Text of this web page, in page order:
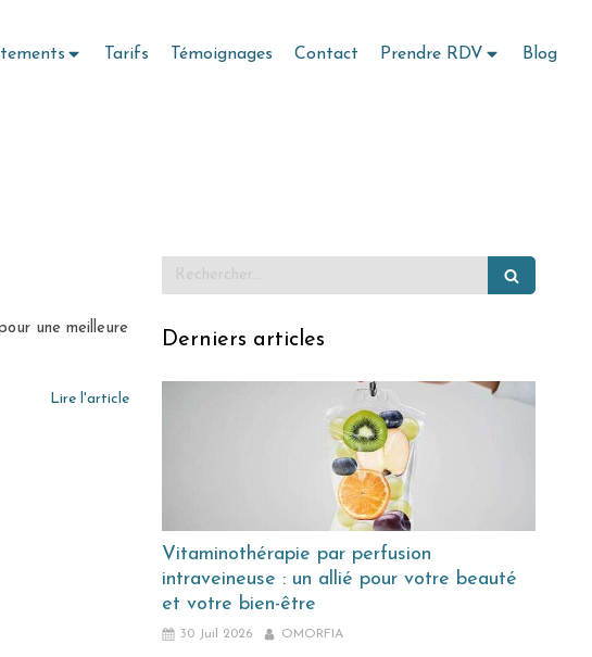
Tarifs Témoignages Contact Prendre RDV Blog
une meilleure
Lire l'article
Derniers articles
Vitaminothérapie par perfusion
intraveineuse : un allié pour votre beauté
et votre bien-être
30 Juil 2026 OMORFIA